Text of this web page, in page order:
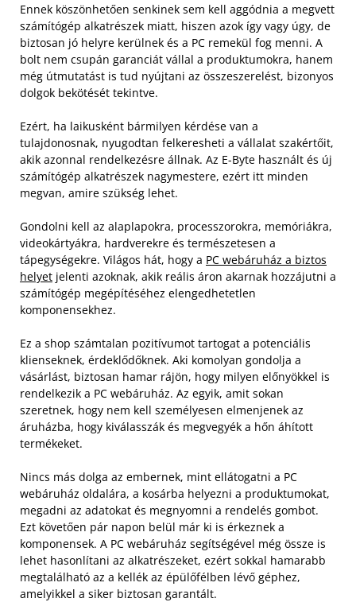
Ennek köszönhetően senkinek sem kell aggódnia a megvett
számítógép alkatrészek miatt, hiszen azok így vagy úgy, de
biztosan jó helyre kerülnek és a PC remekül fog menni. A
bolt nem csupán garanciát vállal a produktumokra, hanem
még útmutatást is tud nyújtani az összeszerelést, bizonyos
dolgok bekötését tekintve.
Ezért, ha laikusként bármilyen kérdése van a
tulajdonosnak, nyugodtan felkeresheti a vállalat szakértőit,
akik azonnal rendelkezésre állnak. Az E-Byte használt és új
számítógép alkatrészek nagymestere, ezért itt minden
megvan, amire szükség lehet.
Gondolni kell az alaplapokra, processzorokra, memóriákra,
videokártyákra, hardverekre és természetesen a
tápegységekre. Világos hát, hogy a PC webáruház a biztos
helyet jelenti azoknak, akik reális áron akarnak hozzájutni a
számítógép megépítéséhez elengedhetetlen
komponensekhez.
Ez a shop számtalan pozitívumot tartogat a potenciális
klienseknek, érdeklődőknek. Aki komolyan gondolja a
vásárlást, biztosan hamar rájön, hogy milyen előnyökkel is
rendelkezik a PC webáruház. Az egyik, amit sokan
szeretnek, hogy nem kell személyesen elmenjenek az
áruházba, hogy kiválasszák és megvegyék a hőn áhított
termékeket.
Nincs más dolga az embernek, mint ellátogatni a PC
webáruház oldalára, a kosárba helyezni a produktumokat,
megadni az adatokat és megnyomni a rendelés gombot.
Ezt követően pár napon belül már ki is érkeznek a
komponensek. A PC webáruház segítségével még össze is
lehet hasonlítani az alkatrészeket, ezért sokkal hamarabb
megtalálható az a kellék az épülőfélben lévő géphez,
amelyikkel a siker biztosan garantált.